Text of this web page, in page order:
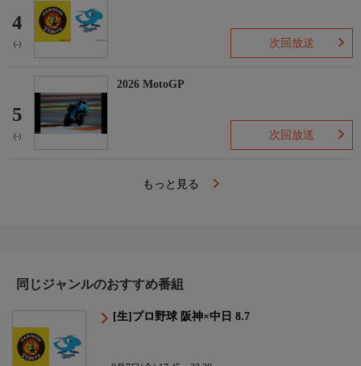
4
(-) 次回放送
5
(-)
2026 MotoGP
次回放送
もっと見る
同じジャンルのおすすめ番組
[生]プロ野球 阪神×中日 8.7